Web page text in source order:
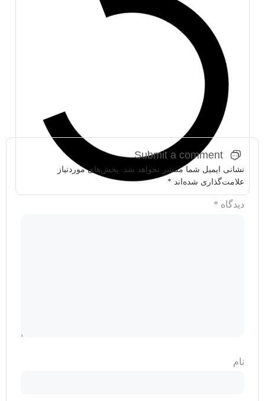
Submit a comment
نشانی ایمیل شما منتشر نخواهد شد. بخش‌های موردنیاز
علامت‌گذاری شده‌اند *
دیدگاه *
نام